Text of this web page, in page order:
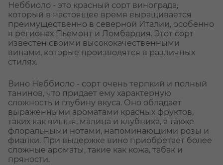
Неббиоло - это красный сорт винограда,
который в настоящее время выращивается
преимущественно в северной Италии, особенно
в регионах Пьемонт и Ломбардия. Этот сорт
известен своими высококачественными
винами, которые производятся в различных
стилях.
Вино Неббиоло - сорт очень терпкий и полный
танинов, что придает ему характерную
сложность и глубину вкуса. Оно обладает
выраженными ароматами красных фруктов,
таких как вишня, малина и клубника, а также
флоральными нотами, напоминающими розы и
фиалки. При выдержке вино приобретает более
сложные ароматы, такие как кожа, табак и
пряности.